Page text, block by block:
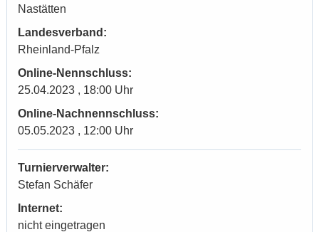
Nastätten
Landesverband:
Rheinland-Pfalz
Online-Nennschluss:
25.04.2023 , 18:00 Uhr
Online-Nachnennschluss:
05.05.2023 , 12:00 Uhr
Turnierverwalter:
Stefan Schäfer
Internet:
nicht eingetragen